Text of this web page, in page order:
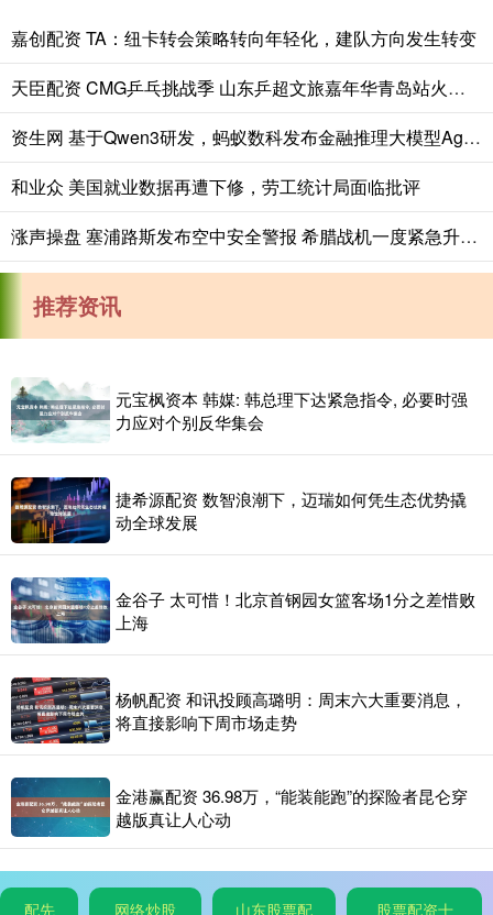
嘉创配资 TA：纽卡转会策略转向年轻化，建队方向发生转变
天臣配资 CMG乒乓挑战季 山东乒超文旅嘉年华青岛站火热启幕
资生网 基于Qwen3研发，蚂蚁数科发布金融推理大模型Agentar-Fin-R1_专业性_银行_应用
和业众 美国就业数据再遭下修，劳工统计局面临批评
涨声操盘 塞浦路斯发布空中安全警报 希腊战机一度紧急升空应对
推荐资讯
元宝枫资本 韩媒: 韩总理下达紧急指令, 必要时强
力应对个别反华集会
捷希源配资 数智浪潮下，迈瑞如何凭生态优势撬
动全球发展
金谷子 太可惜！北京首钢园女篮客场1分之差惜败
上海
杨帆配资 和讯投顾高璐明：周末六大重要消息，
将直接影响下周市场走势
金港赢配资 36.98万，“能装能跑”的探险者昆仑穿
越版真让人心动
配先 网络炒股 山东股票配 股票配资十